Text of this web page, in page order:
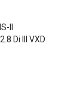
II
Di III VXD